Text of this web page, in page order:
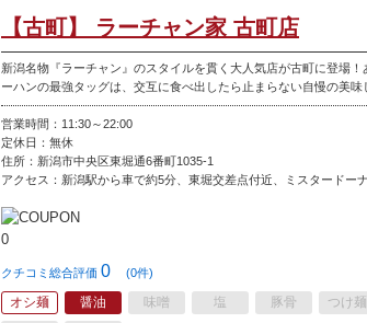
【古町】 ラーチャン家 古町店
新潟名物『ラーチャン』のスタイルを貫く大人気店が古町に登場！
ーハンの最強タッグは、交互に食べ出したら止まらない自慢の美味
営業時間：11:30～22:00
定休日：無休
住所：新潟市中央区東堀通6番町1035-1
アクセス：新潟駅から車で約5分、東堀交差点付近、ミスタードー
クチコミ総合評価 0 (0件)
オシ麺 醤油 味噌 塩 豚骨 つけ麺